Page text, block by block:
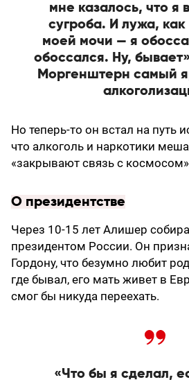
мне казалось, что я
сугроба. И лужа, как
моей мочи — я
обоссался. Ну,
Моргенштерн самый
Но теперь-то он встал на путь
что алкоголь и наркотики
«закрывают связь с
О президентстве
Через 10-15 лет Алишер
президентом России. Он
Гордону, что безумно любит
где бывал, его мать живет в
смог бы никуда переехать.
«Что бы я сделал,